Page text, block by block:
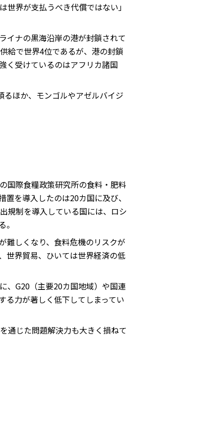
界が支払うべき代償ではない」
イナの黒海沿岸の港が封鎖されて
給で世界4位であるが、港の封鎖
く受けているのはアフリカ諸国
ほか、モンゴルやアゼルバイジ
国際食糧政策研究所の食料・肥料
を導入したのは20カ国に及び、
規制を導入している国には、ロシ
難しくなり、食料危機のリスクが
世界貿易、ひいては世界経済の低
、G20（主要20カ国地域）や国連
る力が著しく低下してしまってい
通じた問題解決力も大きく損ねて